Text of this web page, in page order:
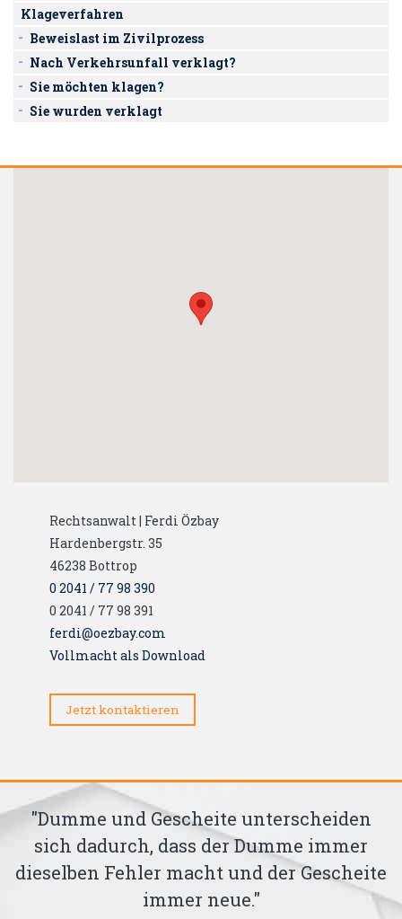
Klageverfahren
Beweislast im Zivilprozess
Nach Verkehrsunfall verklagt?
Sie möchten klagen?
Sie wurden verklagt
Rechtsanwalt | Ferdi Özbay
Hardenbergstr. 35
46238 Bottrop
0 2041 / 77 98 390
0 2041 / 77 98 391
ferdi@oezbay.com
Vollmacht als Download
Jetzt kontaktieren
"Dumme und Gescheite unterscheiden
sich dadurch, dass der Dumme immer
dieselben Fehler macht und der Gescheite
immer neue."